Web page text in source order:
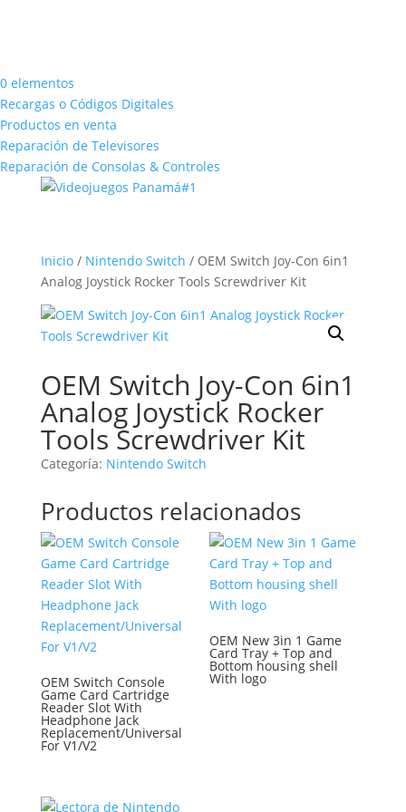
0 elementos
Recargas o Códigos Digitales
Productos en venta
Reparación de Televisores
Reparación de Consolas & Controles
Inicio/ Nintendo Switch / OEM Switch Joy-Con 6in1
Analog Joystick Rocker Tools Screwdriver Kit
OEM Switch Joy-Con 6in1
Analog Joystick Rocker
Tools Screwdriver Kit
Categoría: Nintendo Switch
Productos relacionados
OEM Switch Console
Game Card Cartridge
Reader Slot With
Headphone Jack
Replacement/Universal
For V1/V2
OEM New 3in 1 Game
Card Tray + Top and
Bottom housing shell
With logo